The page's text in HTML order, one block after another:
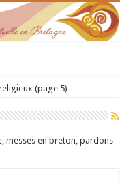
chrétienne
(page 5)
messes en breton, pardons